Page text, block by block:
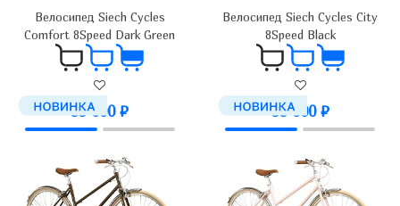
Велосипед Siech Cycles
Comfort 8Speed Dark Green
99 000₽
Велосипед Siech Cycles City
8Speed Black
99 000 ₽